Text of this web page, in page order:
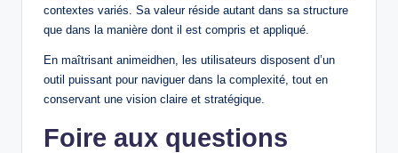
contextes variés. Sa valeur réside autant dans sa structure
que dans la manière dont il est compris et appliqué.
En maîtrisant animeidhen, les utilisateurs disposent d’un
outil puissant pour naviguer dans la complexité, tout en
conservant une vision claire et stratégique.
Foire aux questions